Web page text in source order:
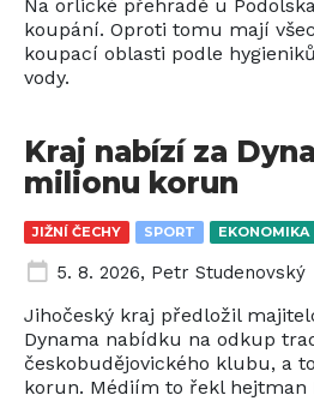
Na orlické přehradě u
koupání. Oproti tomu mají
koupací oblasti podle
vody.
JIŽNÍ ČECHY SPORT EKONOMIKA
Kraj nabízí za
milionu korun
5. 8. 2026, Petr Studenovský
Jihočeský kraj předložil
Dynama nabídku na odkup
českobudějovického klubu, a
korun. Médiím to řekl hejtman